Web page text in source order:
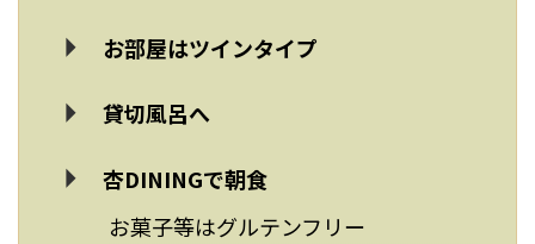
お部屋はツインタイプ
貸切風呂へ
杏DININGで朝食
お菓子等はグルテンフリー